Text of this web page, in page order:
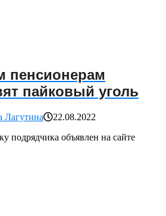
пенсионерам
пайковый уголь
Лагутина
22.08.2022
подрядчика объявлен на сайте